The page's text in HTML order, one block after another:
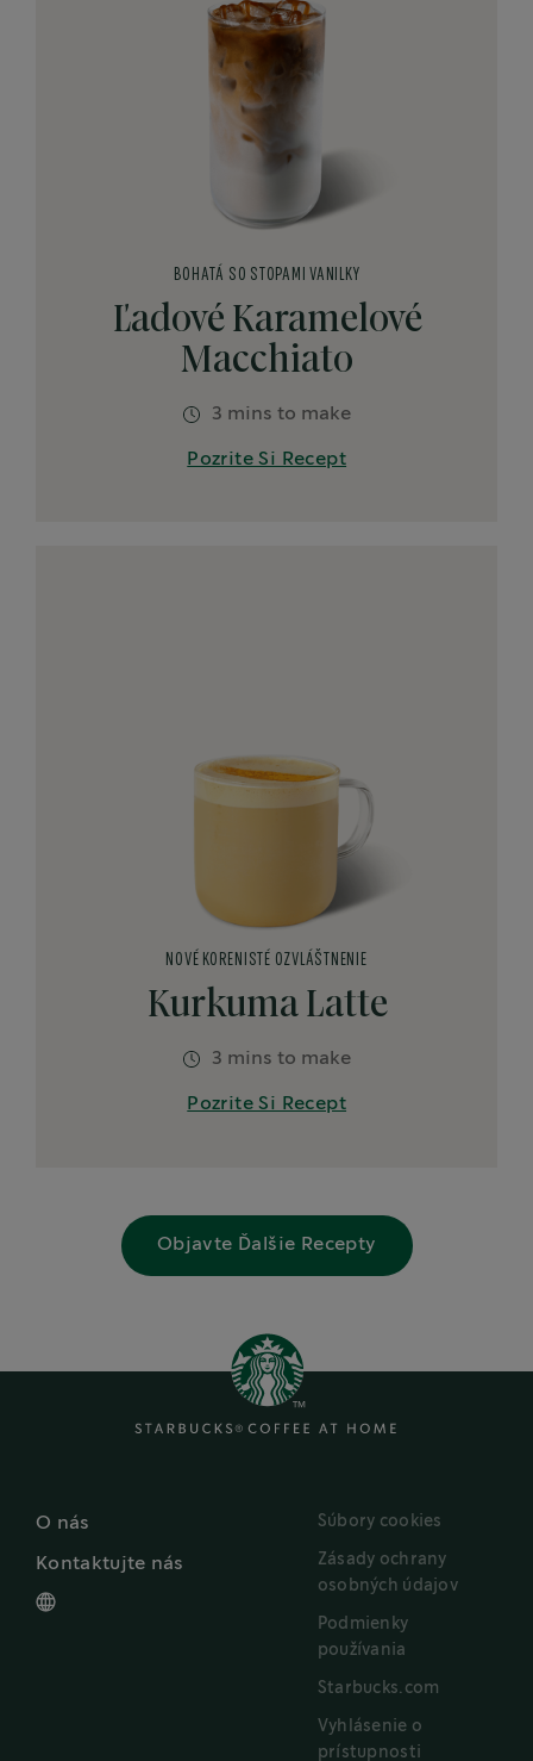
Ľadové Karamelové
Macchiato
BOHATÁ SO STOPAMI VANILKY
3 mins to make
Pozrite Si Recept
Kurkuma Latte
NOVÉ KORENISTÉ OZVLÁŠTNENIE
3 mins to make
Pozrite Si Recept
Objavte Ďalšie Recepty
O nás
Kontaktujte nás
Súbory cookies
Zásady ochrany
osobných údajov
Podmienky
používania
Starbucks.com
Vyhlásenie o
prístupnosti